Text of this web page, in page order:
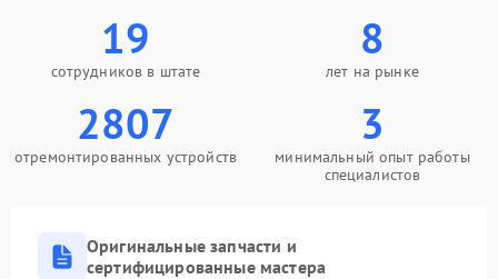
19
сотрудников в штате
8
лет на рынке
2807
отремонтированных устройств
3
минимальный опыт работы
специалистов
Оригинальные запчасти и
сертифицированные мастера